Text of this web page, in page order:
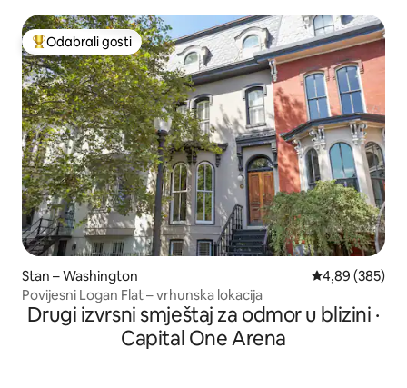
Među najviše rangiranima s oznakom „Odabrali gosti”
Odabrali gosti
Stan – Washington Prosječna
4,89 (385)
Povijesni Logan Flat – vrhunska lokacija
Drugi izvrsni smještaj za odmor u blizini ·
Capital One Arena